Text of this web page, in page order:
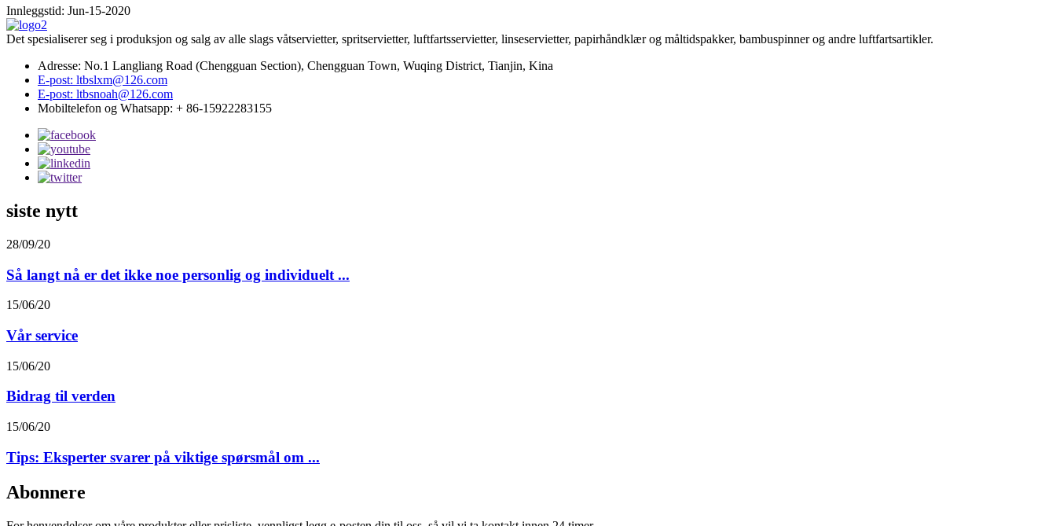
Innleggstid: Jun-15-2020
Det spesialiserer seg i produksjon og salg av alle slags våtservietter, spritservietter, luftfartsservietter, linseservietter, papirhåndklær og måltidspakker, bambuspinner og andre luftfartsartikler.
Adresse: No.1 Langliang Road (Chengguan Section), Chengguan Town, Wuqing District, Tianjin, Kina
E-post: ltbslxm@126.com
E-post: ltbsnoah@126.com
Mobiltelefon og Whatsapp: + 86-15922283155
siste nytt
28/09/20
Så langt nå er det ikke noe personlig og individuelt ...
15/06/20
Vår service
15/06/20
Bidrag til verden
15/06/20
Tips: Eksperter svarer på viktige spørsmål om ...
Abonnere